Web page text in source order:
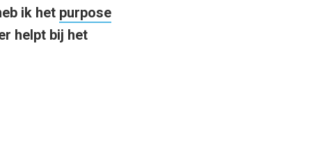
ik het purpose
helpt bij het